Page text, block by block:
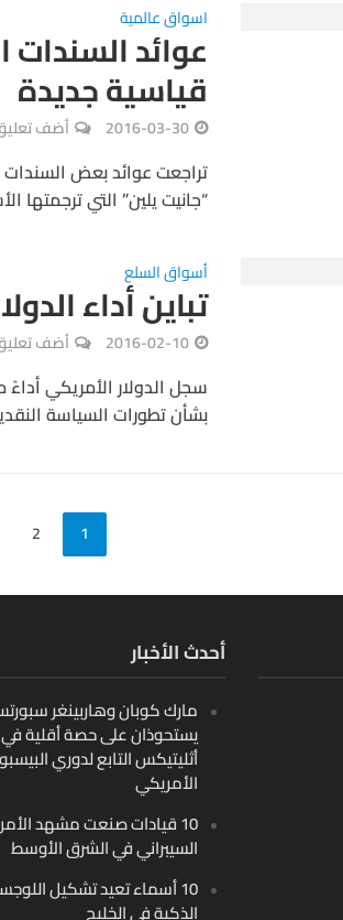
اسواق عالمية
عوائد السندات
قياسية جديدة
2016-03-30 أضف
تراجعت عوائد بعض
“جانيت يلين” التي ترجمتها
أسواق السلع
تباين أداء
2016-02-10 أضف
سجل الدولار الأمريكي أداءً
بشأن تطورات السياسة
1
2
أحدث الأخبار
مارك كوبان وهاربينغر سبورتس
يستحوذان على حصة أقلية
أثليتيكس التابع لدوري
الأمريكي
10 قيادات صنعت مشهد
السيبراني في الشرق الأوسط
10 أسماء تعيد تشكيل
الذكية في الخليج